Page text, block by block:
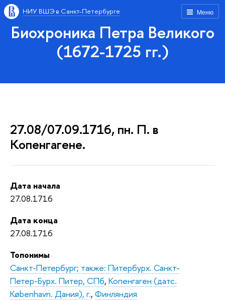
Меню
НИУ ВШЭ в Санкт-Петербурге
Биохроника Петра Великого
(1672-1725 гг.)
27.08/07.09.1716, пн. П. в
Копенгагене.
Дата начала
27.08.1716
Дата конца
27.08.1716
Топонимы
Санкт-Петербург; также: Питербурх. Санкт-
Петер-Бурх. Питер, СПб, Копенгаген (датс.
København. Дания), г., Финляндия